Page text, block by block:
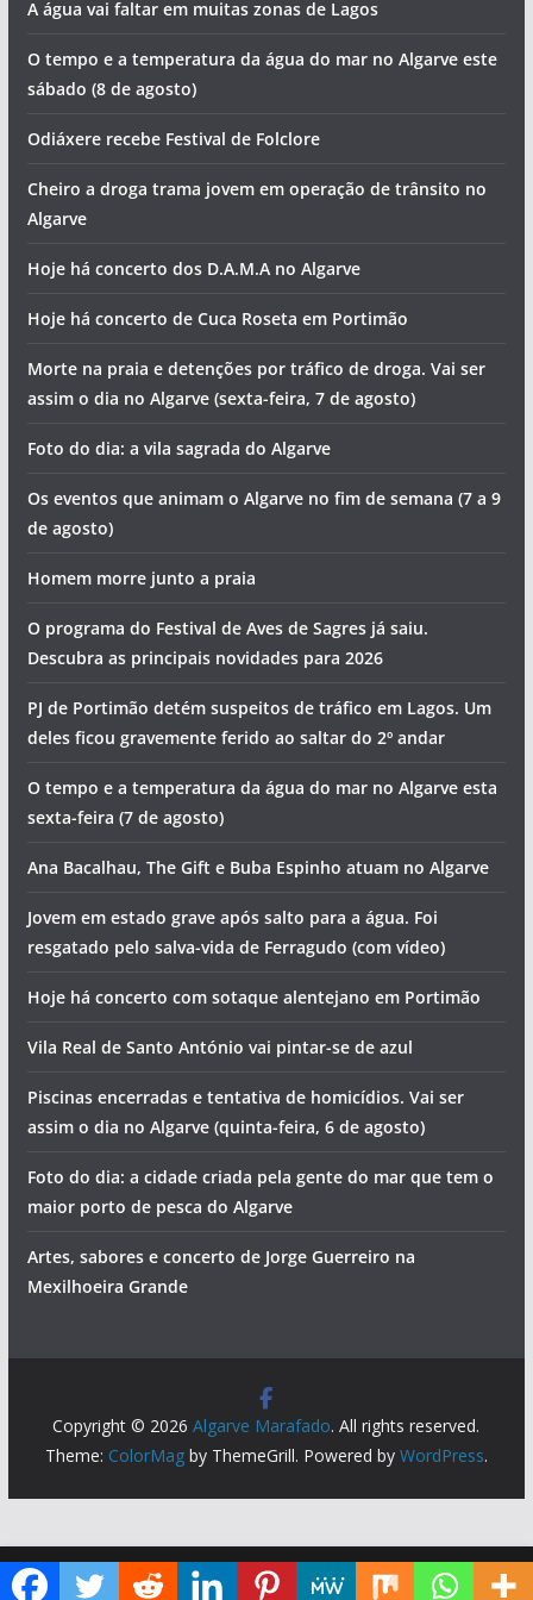
A água vai faltar em muitas zonas de Lagos
O tempo e a temperatura da água do mar no Algarve este
sábado (8 de agosto)
Odiáxere recebe Festival de Folclore
Cheiro a droga trama jovem em operação de trânsito no
Algarve
Hoje há concerto dos D.A.M.A no Algarve
Hoje há concerto de Cuca Roseta em Portimão
Morte na praia e detenções por tráfico de droga. Vai ser
assim o dia no Algarve (sexta-feira, 7 de agosto)
Foto do dia: a vila sagrada do Algarve
Os eventos que animam o Algarve no fim de semana (7 a 9
de agosto)
Homem morre junto a praia
O programa do Festival de Aves de Sagres já saiu.
Descubra as principais novidades para 2026
PJ de Portimão detém suspeitos de tráfico em Lagos. Um
deles ficou gravemente ferido ao saltar do 2º andar
O tempo e a temperatura da água do mar no Algarve esta
sexta-feira (7 de agosto)
Ana Bacalhau, The Gift e Buba Espinho atuam no Algarve
Jovem em estado grave após salto para a água. Foi
resgatado pelo salva-vida de Ferragudo (com vídeo)
Hoje há concerto com sotaque alentejano em Portimão
Vila Real de Santo António vai pintar-se de azul
Piscinas encerradas e tentativa de homicídios. Vai ser
assim o dia no Algarve (quinta-feira, 6 de agosto)
Foto do dia: a cidade criada pela gente do mar que tem o
maior porto de pesca do Algarve
Artes, sabores e concerto de Jorge Guerreiro na
Mexilhoeira Grande
Copyright © 2026Algarve Marafado. All rights reserved.
Theme: ColorMagby ThemeGrill. Powered by WordPress.
Diga ao Google que o Algarve Marafado é uma das suas fontes de informação preferidas